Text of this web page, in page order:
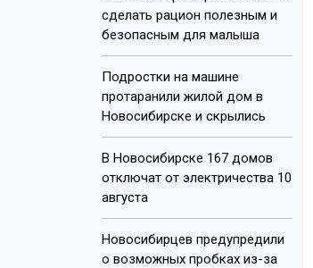
сделать рацион полезным и
безопасным для малыша
Подростки на машине
протаранили жилой дом в
Новосибирске и скрылись
В Новосибирске 167 домов
отключат от электричества 10
августа
Новосибирцев предупредили
о возможных пробках из-за